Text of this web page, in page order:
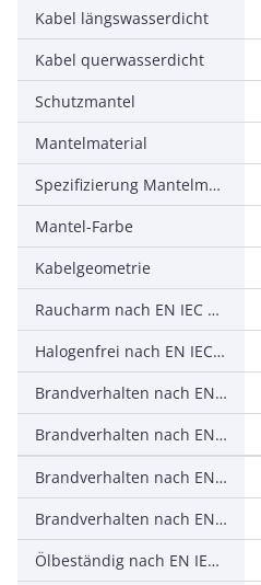
Kabel längswasserdicht
Kabel querwasserdicht
Schutzmantel
Mantelmaterial
Spezifizierung Mantelmaterial
Mantel-Farbe
Kabelgeometrie
Raucharm nach EN IEC 61034-2
Halogenfrei nach EN IEC 60754-2
Brandverhalten nach EN 13501-6: Klasse
Brandverhalten nach EN 13501-6: Rauchentwicklung
Brandverhalten nach EN 13501-6: Abtropfverhalten
Brandverhalten nach EN 13501-6: Säureentwicklung
Ölbeständig nach EN IEC 60811-404